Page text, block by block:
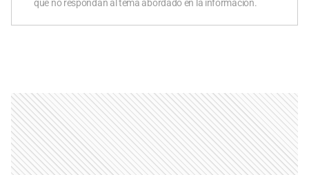
que no respondan al tema abordado en la información.